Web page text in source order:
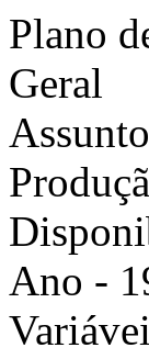
Plano
Geral
Assunto
Ano -